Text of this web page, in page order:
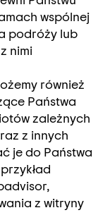
wspólnej
podróży lub
nimi
również
Państwa
zależnych
z innych
je do Państwa
z witryny